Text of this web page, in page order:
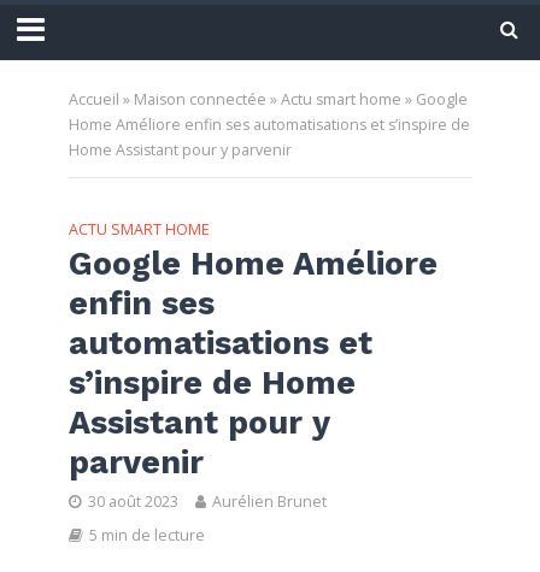
Accueil » Maison connectée »Actu smart home » Google
Home Améliore enfin ses automatisations et s’inspire de
Home Assistant pour y parvenir
ACTU SMART HOME
Google Home Améliore
enfin ses
automatisations et
s’inspire de Home
Assistant pour y
parvenir
30 août 2023
Aurélien Brunet
5 min de lecture